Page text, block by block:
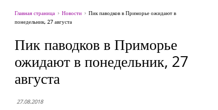
Главная страница Новости
Пик паводков в Приморье ожидают в
понедельник, 27 августа
Пик паводков в Приморье
ожидают в понедельник, 27
августа
27.08.2018